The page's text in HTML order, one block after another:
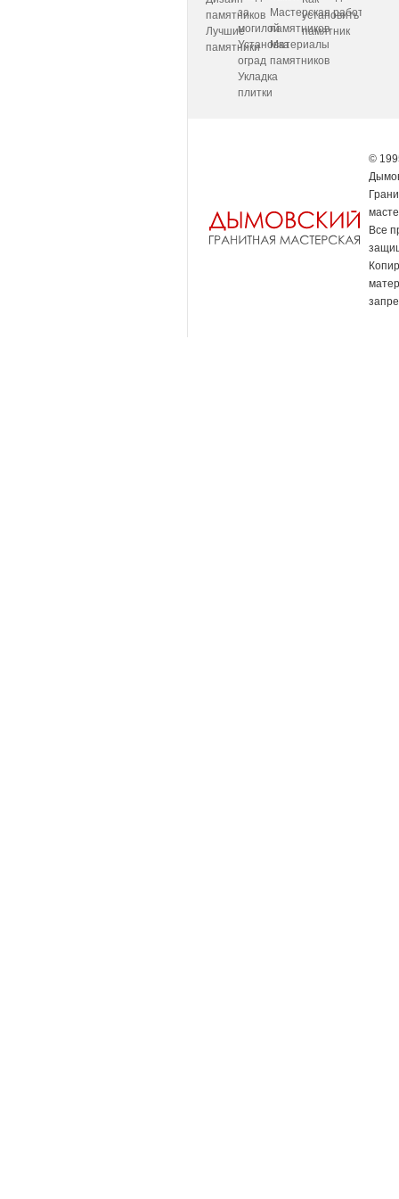
памятников
Лучшие
памятники
за
могилой
Установка
оград
Укладка
плитки
Мастерская
памятников
Материалы
памятников
установить
памятник
работаем
©
Все